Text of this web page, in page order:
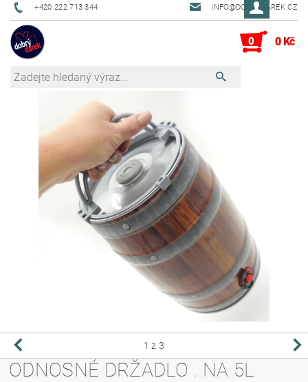
+420 222 713 344 INFO@DOBRYDAREK.CZ
0 0 Kč
1 z 3
ODNOSNÉ DRŽADLO . NA 5L